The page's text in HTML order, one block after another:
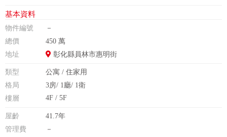
基本資料
物件編號
－
總價
450 萬
地址
彰化縣員林市惠明街
類型
公寓 / 住家用
格局
3房/ 1廳/ 1衛
樓層
4F / 5F
屋齡
41.7年
管理費
－